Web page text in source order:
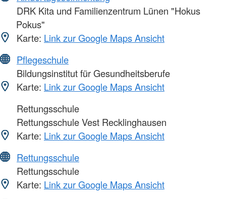
DRK Kita und Familienzentrum Lünen "Hokus
Pokus"
Karte: Link zur Google Maps Ansicht
Pflegeschule
Bildungsinstitut für Gesundheitsberufe
Karte: Link zur Google Maps Ansicht
Rettungsschule
Rettungsschule Vest Recklinghausen
Karte: Link zur Google Maps Ansicht
Rettungsschule
Rettungsschule
Karte: Link zur Google Maps Ansicht